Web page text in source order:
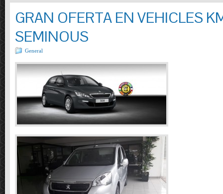
GRAN OFERTA EN VEHICLES
SEMINOUS
General